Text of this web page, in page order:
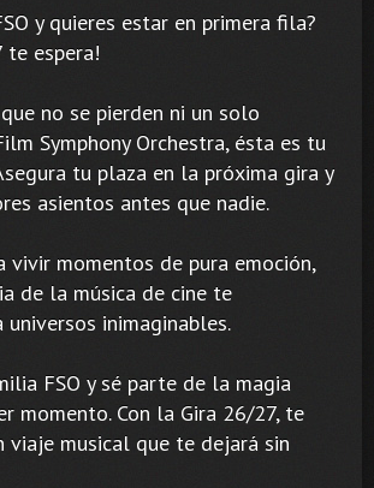
y quieres estar en primera fila?
te espera!
no se pierden ni un solo
Symphony Orchestra, ésta es tu
tu plaza en la próxima gira y
asientos antes que nadie.
vivir momentos de pura emoción,
de la música de cine te
inimaginables.
FSO y sé parte de la magia
momento. Con la Gira 26/27, te
viaje musical que te dejará sin